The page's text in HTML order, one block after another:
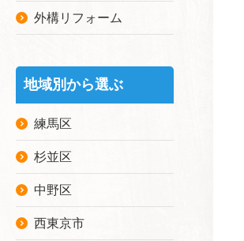
外構リフォーム
地域別から選ぶ
練馬区
杉並区
中野区
西東京市